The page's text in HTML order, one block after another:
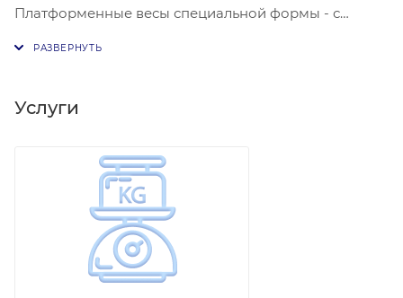
Платформенные весы специальной формы - с
гладкой поверхностью Четыре тензометрических
в жесткой оплетке длиной 3 м. В зависимости от
назначения и условий эксплуатации на выбор 3
весовых индикатора
Услуги